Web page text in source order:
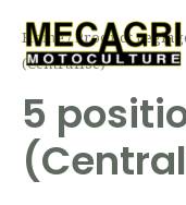
contenu
Home/ Product
(Centralisé)
5